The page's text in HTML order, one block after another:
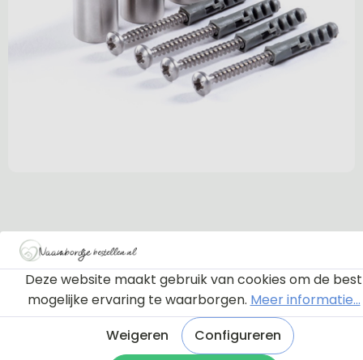
Deze website maakt gebruik van cookies om de best
mogelijke ervaring te waarborgen. Meer informatie...
Weigeren
Configureren